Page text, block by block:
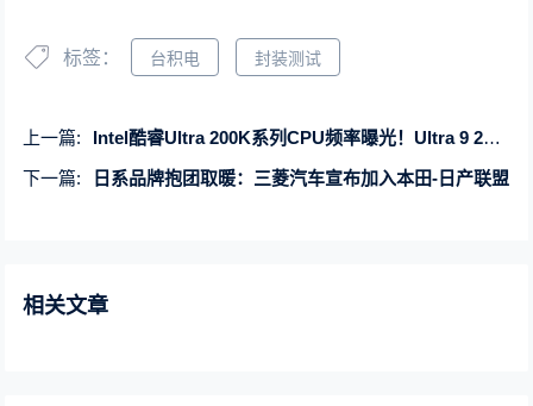
标签： 台积电 封装测试
上一篇:
Intel酷睿Ultra 200K系列CPU频率曝光！Ultra 9 285K可达5.7GHz
下一篇:
日系品牌抱团取暖：三菱汽车宣布加入本田-日产联盟
相关文章